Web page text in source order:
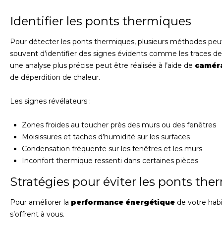
Identifier les ponts thermiques
Pour détecter les ponts thermiques, plusieurs méthodes
souvent d’identifier des signes évidents comme les traces
une analyse plus précise peut être réalisée à l’aide de
de déperdition de chaleur.
Les signes révélateurs :
Zones froides au toucher près des murs ou des fenêtres
Moisissures et taches d’humidité sur les surfaces
Condensation fréquente sur les fenêtres et les murs
Inconfort thermique ressenti dans certaines pièces
Stratégies pour éviter les ponts
Pour améliorer la performance énergétique de votre
s’offrent à vous.